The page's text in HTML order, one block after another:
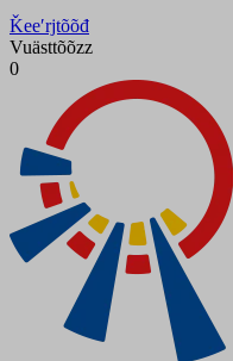
Ǩeeʹrjtõõđ
Vuästtõõzz
0